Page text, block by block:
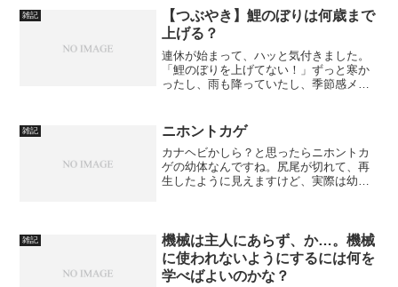
といった話だ。かねてか...
雑記
【つぶやき】鯉のぼりは何歳まで
上げる？
連休が始まって、ハッと気付きました。
「鯉のぼりを上げてない！」ずっと寒か
ったし、雨も降っていたし、季節感メチ
しました。ところで、鯉のぼりは何歳ま
で上げるものなのでしょう...
雑記 ニホントカゲ
カナヘビかしら？と思ったらニホントカ
ゲの幼体なんですね。尻尾が切れて、再
生したように見えますけど、実際は幼体
雑記
機械は主人にあらず、か…。機械
に使われないようにするには何を
学べばよいのかな？